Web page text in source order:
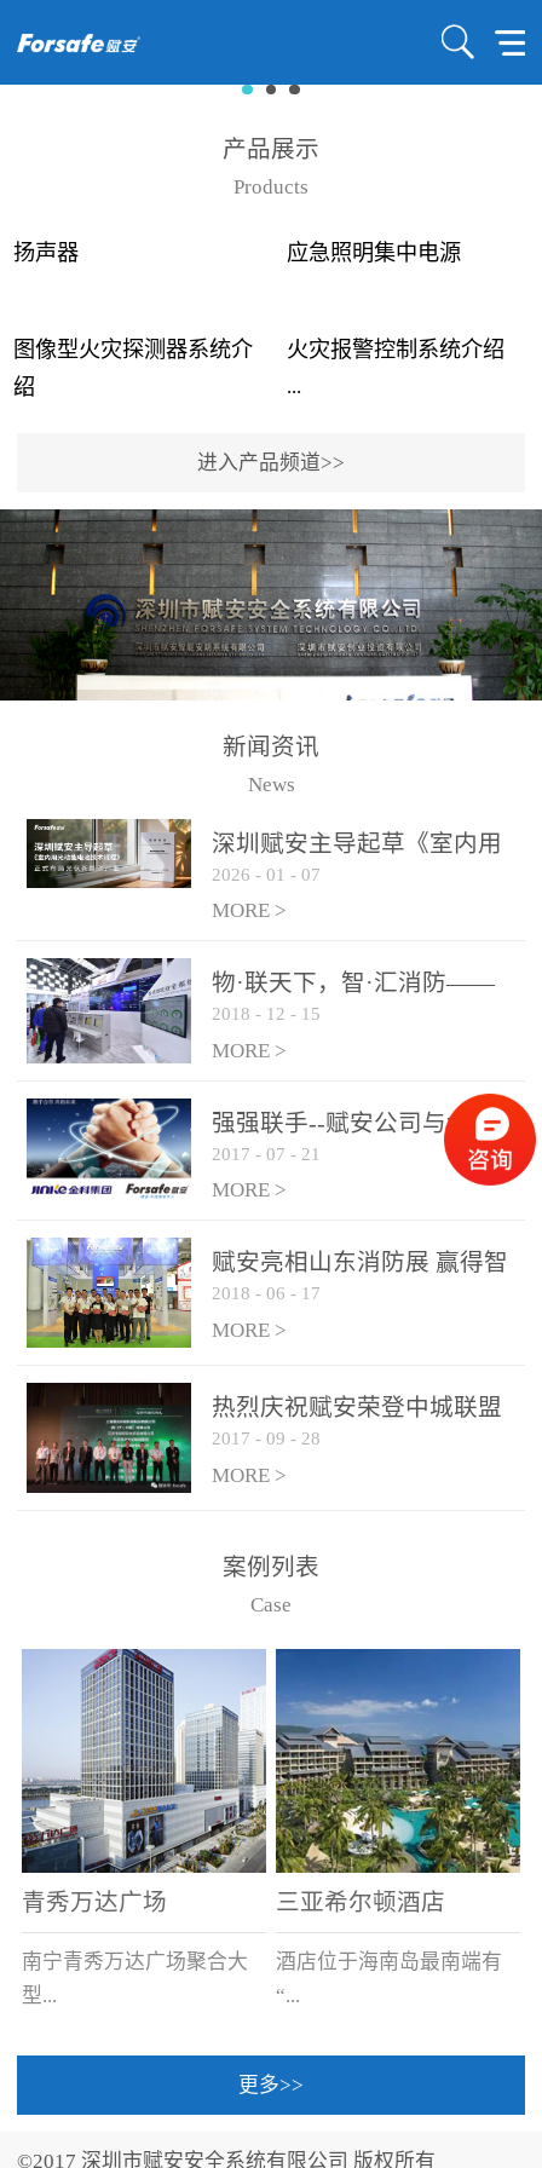
产品展示
Products
扬声器 应急照明集中电源
图像型火灾探测器系统介
绍
...
事故频发，传统的火灾探
测方法已无法满足要求。
尤其是目前众多的大型影
剧院、会议展览中心、体
育馆、大型仓库和隧道空
间等，其建筑结构特殊、
火灾隐患多。一旦发生火
传统的火灾关测器无法被
及时缺发，不能及早发现
和有效扑救火火，这不仅
力和闲难，同时也将造成
巨大的经济损失和社会影
响，基至还会造成人员伤
亡。图像型火灾探测器正
是针对这种高大空间建筑
物的消防设施、设备通过
现场图像的实时获取、预
处理和特征提取分析，实
现火焰的跟踪和识别。能
更早的进行预警，达到早
报早防的效果。 系统构
成示意图： 图像型火灾
和监控端两大部分组成。
两者之间通过以太网相
联，一台监控主机最多可
从监控主机上获取，最多
只能接6台，超过的需从现
火灾报警控制系统介绍
...
用了具有仲裁机制和冗余
校验的总线传输技术、线
路状态检测与保护技术、
后向光电感烟探测技术、
高可靠的系统抗干扰技术
等多项专利技术和专有技
警领域三十多年技术积累
和工程实践的结晶。
进入产品频道>>
新闻资讯
News
深圳赋安主导起草《室内用
光动能电池技术规程》 正式
布局光伏新能源产业
2026 - 01 - 07
MORE >
物·联天下，智·汇消防——
赋安F&S 2018上海消防展圆
满落幕
2018 - 12 - 15
MORE >
强强联手--赋安公司与金科
集团达成战略合作协议
2017 - 07 - 21
MORE >
赋安亮相山东消防展 赢得智
慧消防新荣耀
2018 - 06 - 17
MORE >
热烈庆祝赋安荣登中城联盟
联合采购战略合作平台
2017 - 09 - 28
MORE >
案例列表
Case
青秀万达广场
南宁青秀万达广场聚合大
型...
三亚希尔顿酒店
酒店位于海南岛最南端有
“...
中国的海岛天堂”之美称的
更多>>
©2017 深圳市赋安安全系统有限公司 版权所有